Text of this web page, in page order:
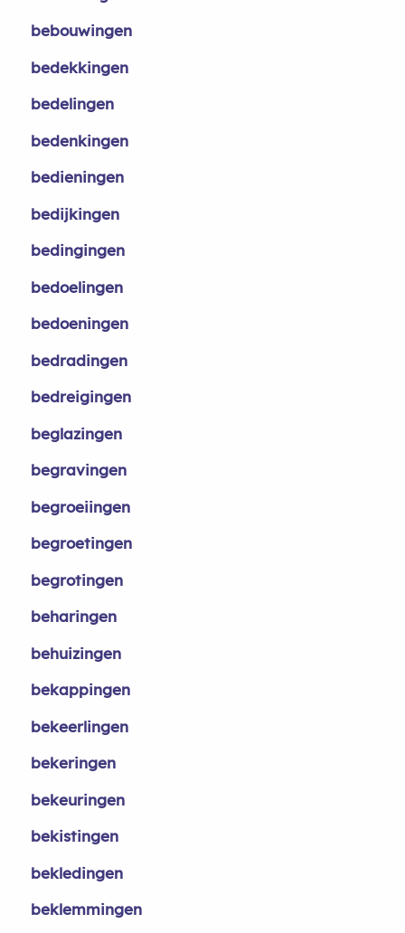
bebouwingen
bedekkingen
bedelingen
bedenkingen
bedieningen
bedijkingen
bedingingen
bedoelingen
bedoeningen
bedradingen
bedreigingen
beglazingen
begravingen
begroeiingen
begroetingen
begrotingen
beharingen
behuizingen
bekappingen
bekeerlingen
bekeringen
bekeuringen
bekistingen
bekledingen
beklemmingen